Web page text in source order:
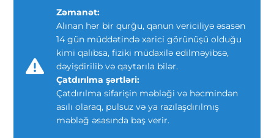
Zəmanət:
Alınan hər bir qurğu, qanun vericiliyə əsasən
14 gün müddətində xarici görünüşü olduğu
kimi qalıbsa, fiziki müdaxilə edilməyibsə,
dəyişdirilib və qaytarıla bilər.
Çatdırılma şərtləri:
Çatdırılma sifarişin məbləği və həcmindən
asılı olaraq, pulsuz və ya razılaşdırılmış
məbləğ əsasında baş verir.